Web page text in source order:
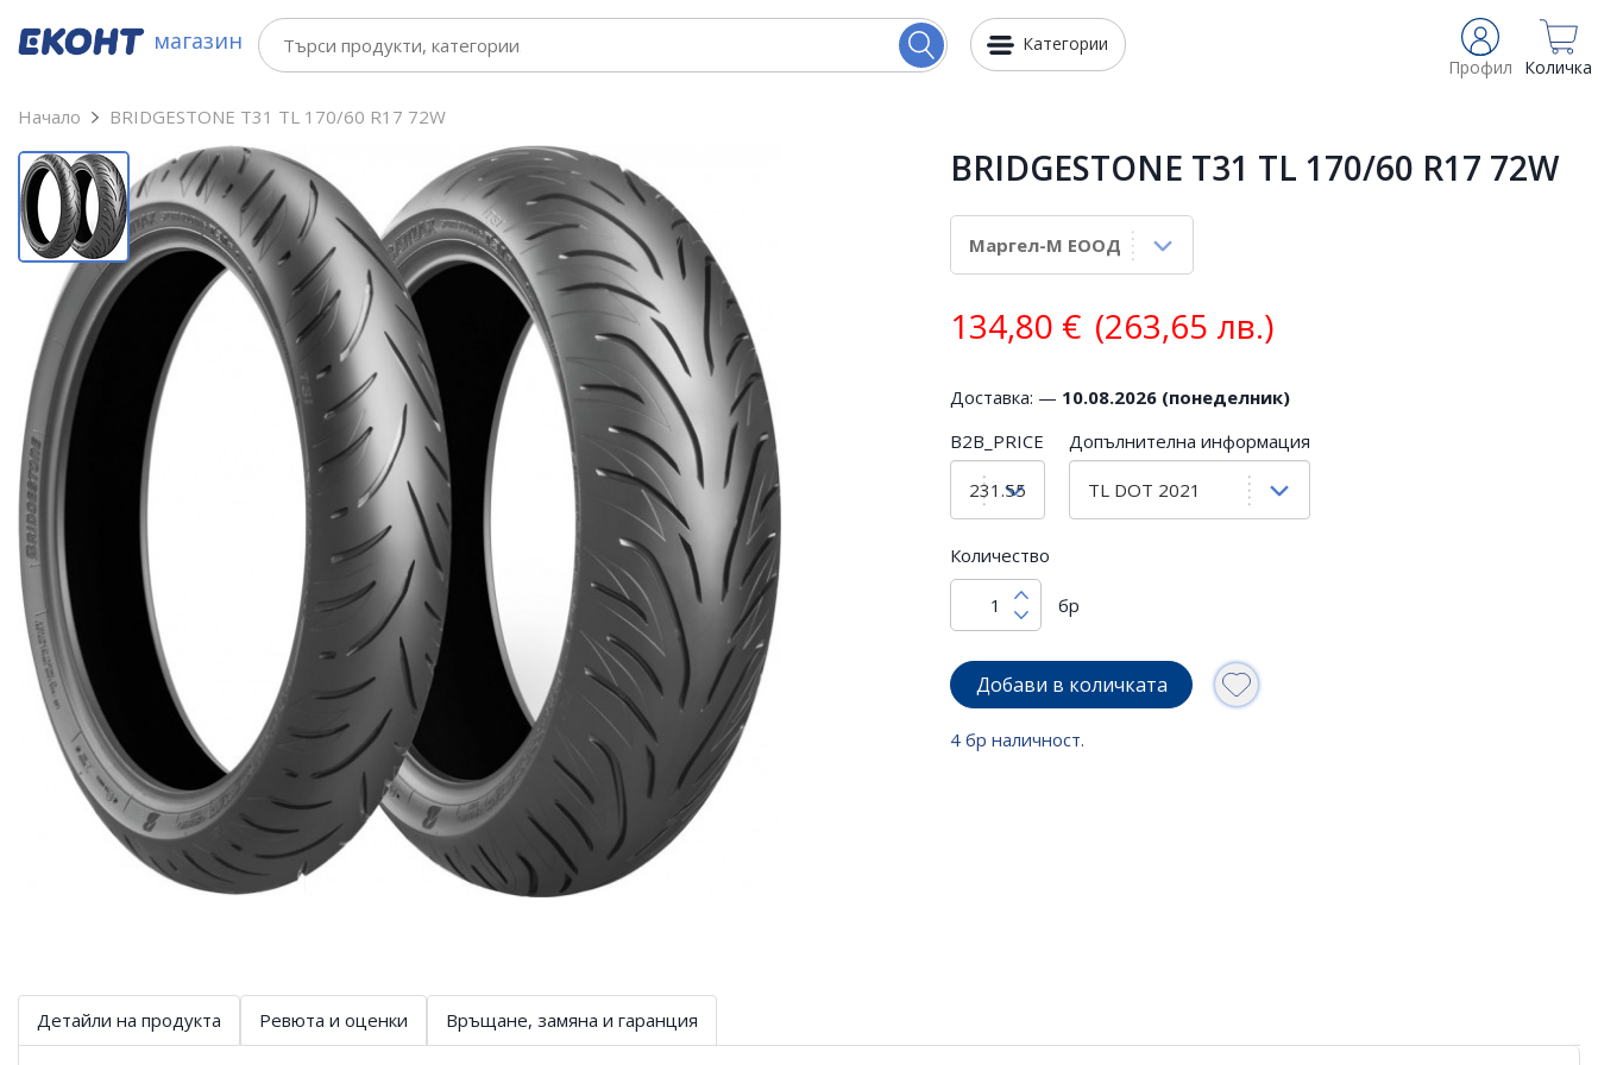
магазин
Профил Количка
Категории
Начало BRIDGESTONE T31 TL 170/60 R17 72W
BRIDGESTONE T31 TL 170/60 R17 72W
134,80 € (263,65 лв.)
Доставка: — 10.08.2026 (понеделник)
B2B_PRICE
Допълнителна информация
Количество
бр
Добави в количката
4 бр наличност.
Детайли на продукта Ревюта и оценки Връщане, замяна и гаранция